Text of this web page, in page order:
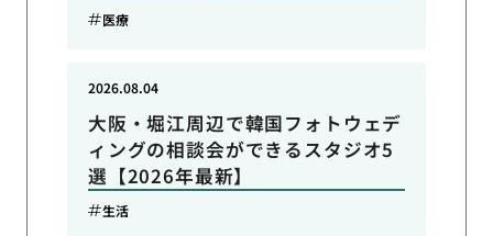
医療
大阪・堀江周辺で韓国フォトウェデ
ィングの相談会ができるスタジオ5
選【2026年最新】
2026.08.04
生活